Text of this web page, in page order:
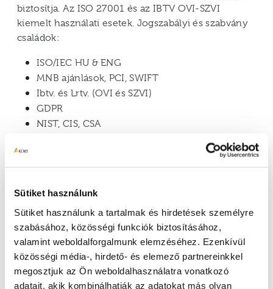
Sütiket használunk
Sütiket használunk a tartalmak és hirdetések személyre
szabásához, közösségi funkciók biztosításához,
valamint weboldalforgalmunk elemzéséhez. Ezenkívül
közösségi média-, hirdető- és elemező partnereinkkel
megosztjuk az Ön weboldalhasználatra vonatkozó
adatait, akik kombinálhatják az adatokat más olyan
biztosítja. Az ISO 27001 és az IBTV OVI-SZVI
kiemelt használati esetek. Jogszabályi és szabvány
családok:
ISO/IEC HU & ENG
MNB ajánlások, PCI, SWIFT
Ibtv. és Lrtv. (OVI és SZVI)
GDPR
NIST, CIS, CSA
szisztematikus felmérését és kezelését jelentik.
Tetszőleges audit csomagokat / követelmény
jegyzékeket tervezhetünk, állíthatunk össze
sablonokból vagy saját követelményeiket
felhasználva.
Az audit csomagok erőforrás hatóköre, illetve